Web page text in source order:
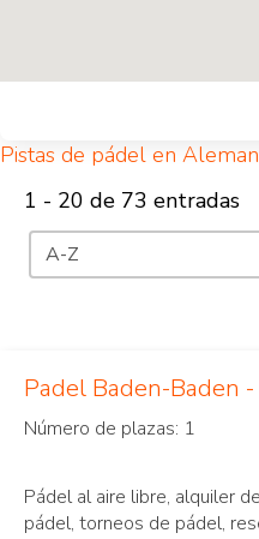
Pistas de pádel en
1 - 20 de 73 entradas
Clasificación
Ordenar el contenido
Padel Baden-Baden
Número de plazas: 1
Pádel al aire libre, alquiler
pádel, torneos de pádel,